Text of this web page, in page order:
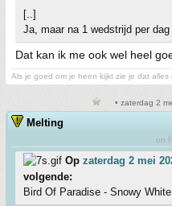
[..]
Ja, maar na 1 wedstrijd per
Dat kan ik me ook wel heel
Als je goed om je heen kijkt zie je dat alles
• zaterdag 2
Melting
on
Op zaterdag 2 mei
volgende:
Bird Of Paradise - Snowy White